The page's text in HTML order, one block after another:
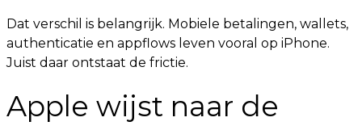
Dat verschil is belangrijk. Mobiele betalingen, wallets,
authenticatie en appflows leven vooral op iPhone.
Juist daar ontstaat de frictie.
Apple wijst naar de